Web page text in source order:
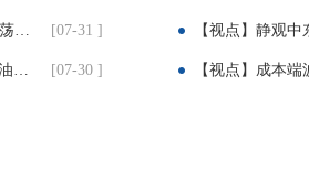
【分析】供需边际维持 聚乙烯价格窄幅震荡（7月31日） [07-31 ]
【视点】地缘政治有再度升级风险 WTI原油大涨近7% [07-30 ]